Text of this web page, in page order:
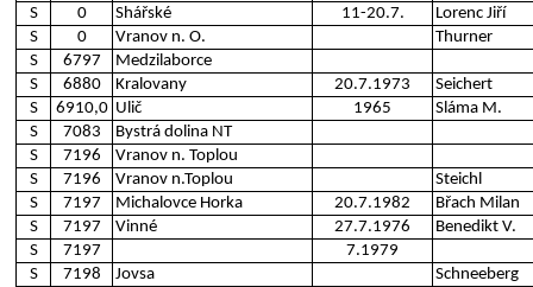
S
0 Shářské 11-20.7.
Lorenc Jiří
S
0 Vranov n. O.
Thurner
S
6797
Medzilaborce
S
6880 Kralovany 20.7.1973
Seichert
S
6910,0 Ulič 1965
Sláma M.
S
7083
Bystrá dolina NT
S
7196
Vranov n. Toplou
S
7196 Vranov n.Toplou
Steichl
S
7197 Michalovce Horka 20.7.1982
Břach Milan
S
7197 Vinné 27.7.1976
Benedikt V.
S
7197
7.1979
S
7198 Jovsa
Schneeberg